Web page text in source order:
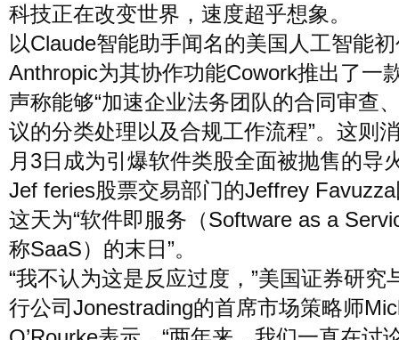
生活 文化 美食 旅游
周末 城市 玩物
短片 时事 潮流 艺术
科技正在改变世界，速度超乎想象。
以Claude智能助手闻名的美国人工智能
Anthropic为其协作功能Cowork推出了一
声称能够“加速企业法务团队的合同审查
议的分类处理以及合规工作流程”。这则
月3日成为引爆软件类股全面被抛售的导
Jef feries股票交易部门的Jeffrey
这天为“软件即服务（Software as a
称SaaS）的末日”。
“我不认为这是反应过度，”美国证券研究
行公司Jonestrading的首席市场策略师